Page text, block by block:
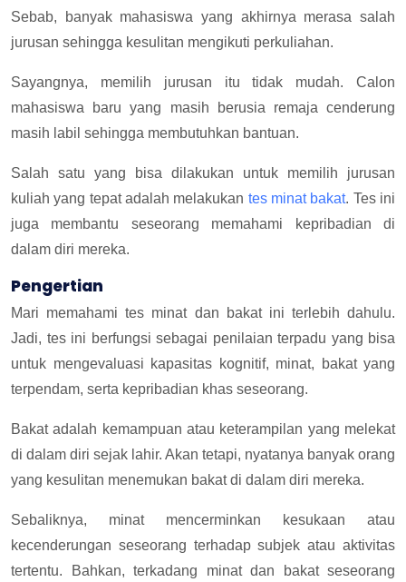
Sebab, banyak mahasiswa yang akhirnya merasa salah
jurusan sehingga kesulitan mengikuti perkuliahan.
Sayangnya, memilih jurusan itu tidak mudah. Calon
mahasiswa baru yang masih berusia remaja cenderung
masih labil sehingga membutuhkan bantuan.
Salah satu yang bisa dilakukan untuk memilih jurusan
kuliah yang tepat adalah melakukan tes minat bakat. Tes ini
juga membantu seseorang memahami kepribadian di
dalam diri mereka.
Pengertian
Mari memahami tes minat dan bakat ini terlebih dahulu.
Jadi, tes ini berfungsi sebagai penilaian terpadu yang bisa
untuk mengevaluasi kapasitas kognitif, minat, bakat yang
terpendam, serta kepribadian khas seseorang.
Bakat adalah kemampuan atau keterampilan yang melekat
di dalam diri sejak lahir. Akan tetapi, nyatanya banyak orang
yang kesulitan menemukan bakat di dalam diri mereka.
Sebaliknya, minat mencerminkan kesukaan atau
kecenderungan seseorang terhadap subjek atau aktivitas
tertentu. Bahkan, terkadang minat dan bakat seseorang